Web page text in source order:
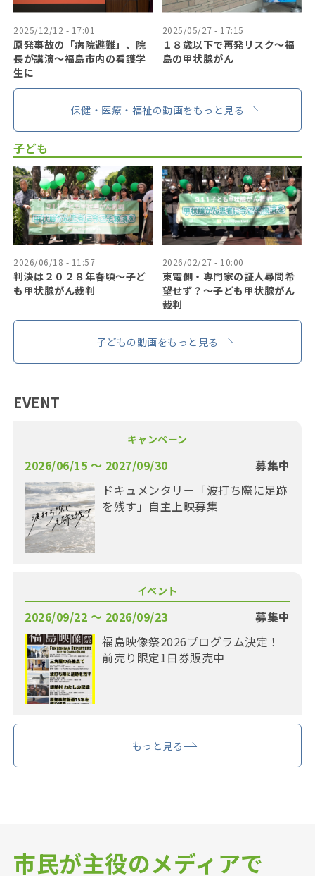
2025/12/12 - 17:01
原発事故の「病院避難」、院
長が講演～福島市内の看護学
生に
2025/05/27 - 17:15
１８歳以下で再発リスク〜福
島の甲状腺がん
保健・医療・福祉の動画をもっと見る
子ども
2026/06/18 - 11:57
判決は２０２８年春頃〜子ど
も甲状腺がん裁判
2026/02/27 - 10:00
東電側・専門家の証人尋問希
望せず？〜子ども甲状腺がん
裁判
子どもの動画をもっと見る
EVENT
キャンペーン
2026/06/15 〜 2027/09/30
募集中
ドキュメンタリー「波打ち際に足跡
を残す」自主上映募集
イベント
2026/09/22 〜 2026/09/23
募集中
福島映像祭2026プログラム決定！
前売り限定1日券販売中
もっと見る
市民が主役のメディアで